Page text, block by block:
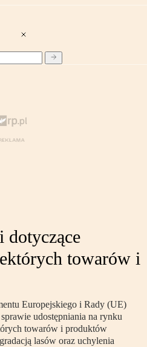
dotyczące
towarów i
Europejskiego i Rady (UE)
udostępniania na rynku
towarów i produktów
lasów oraz uchylenia